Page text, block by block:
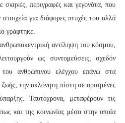
σκηνές, περιγραφές και γεγονότα, που
για διάφορες πτυχές του αλλά
γράφτηκε.
αντίληψη του κόσμου,
ως συντομεύσεις, σχεδόν
ανθρώπινου ελέγχου επάνω στα
την ακλόνητη πίστη σε ορισμένες
Ταυτόχρονα, μεταφέρουν τις
και της κοινωνίας μέσα στην οποία